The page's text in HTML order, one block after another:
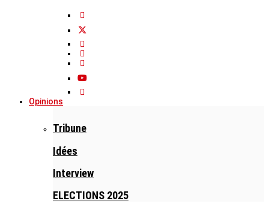
Opinions
Tribune
Idées
Interview
ELECTIONS 2025